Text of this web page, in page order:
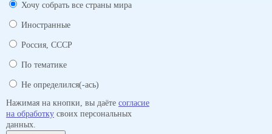
Хочу собрать все страны мира
Иностранные
Россия, СССР
По тематике
Не определился(-ась)
Нажимая на кнопки, вы даёте согласие
на обработку своих персональных
данных.